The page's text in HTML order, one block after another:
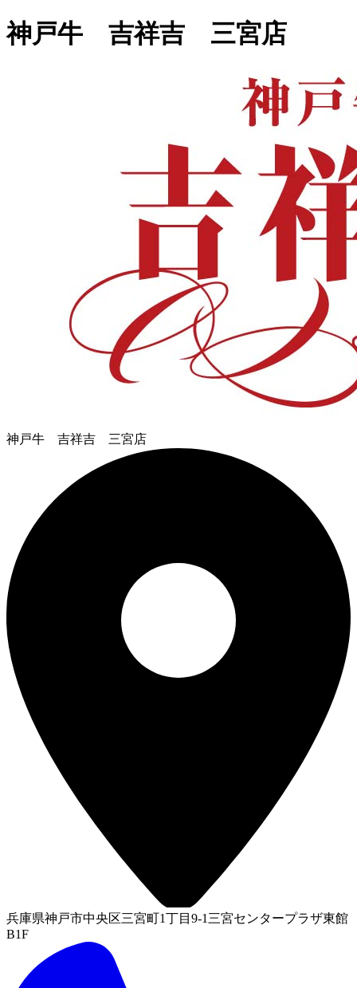
神戸牛 吉祥吉 三宮店
神戸牛 吉祥吉 三宮店
兵庫県神戸市中央区三宮町1丁目9-1三宮センタープラザ東館
B1F